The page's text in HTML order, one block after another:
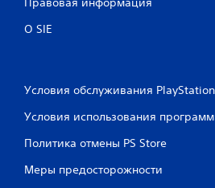
О SIE
Условия обслуживания PlayStation
Условия использования
Политика отмены PS Store
Меры предосторожности